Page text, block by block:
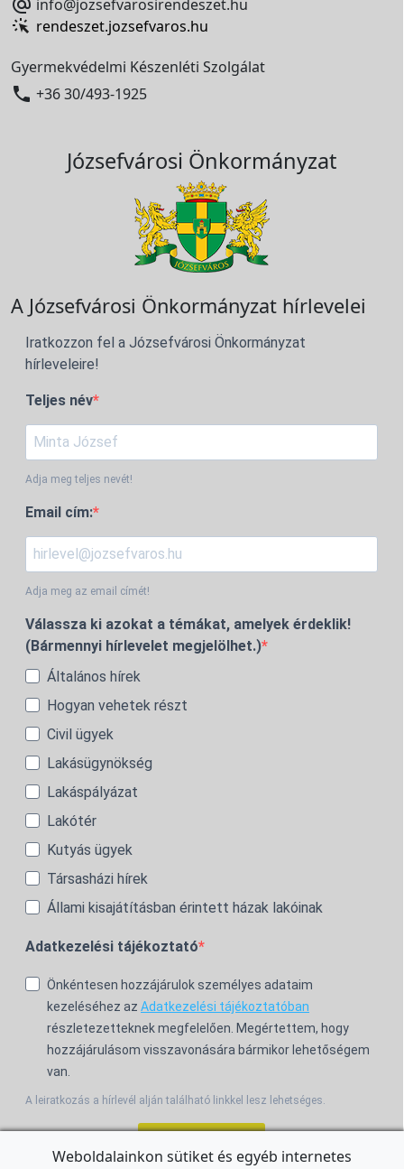
 info@jozsefvarosirendeszet.hu
rendeszet.jozsefvaros.hu
Gyermekvédelmi Készenléti Szolgálat
 +36 30/493-1925
Józsefvárosi Önkormányzat
A Józsefvárosi Önkormányzat hírlevelei
Iratkozzon fel a Józsefvárosi Önkormányzat
hírleveleire!
Teljes név
Adja meg teljes nevét!
Email cím:
Adja meg az email címét!
Válassza ki azokat a témákat, amelyek érdeklik!
(Bármennyi hírlevelet megjelölhet.)
Általános hírek
Hogyan vehetek részt
Civil ügyek
Lakásügynökség
Lakáspályázat
Lakótér
Kutyás ügyek
Társasházi hírek
Állami kisajátításban érintett házak lakóinak
Adatkezelési tájékoztató
Önkéntesen hozzájárulok személyes adataim
kezeléséhez az Adatkezelési tájékoztatóban
részletezetteknek megfelelően. Megértettem, hogy
hozzájárulásom visszavonására bármikor lehetőségem
van.
A leiratkozás a hírlevél alján található linkkel lesz lehetséges.
Weboldalainkon sütiket és egyéb internetes